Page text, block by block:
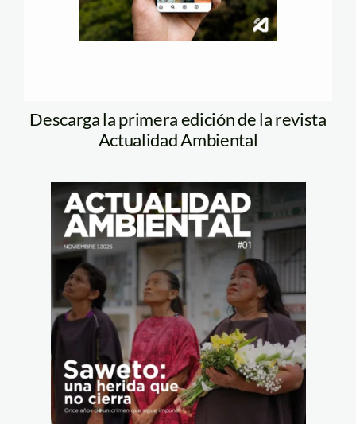
Descarga la primera edición de la revista
Actualidad Ambiental